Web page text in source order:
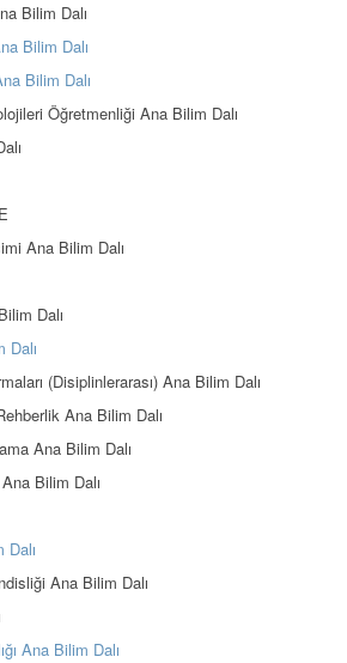
Bilim Dalı
Bilim Dalı
Bilim Dalı
Öğretmenliği Ana Bilim Dalı
Ana Bilim Dalı
Dalı
Dalı
(Disiplinlerarası) Ana Bilim Dalı
Ana Bilim Dalı
Ana Bilim Dalı
Bilim Dalı
Ana Bilim Dalı
Ana Bilim Dalı